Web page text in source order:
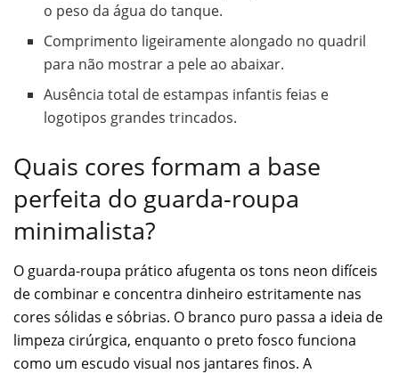
o peso da água do tanque.
Comprimento ligeiramente alongado no quadril
para não mostrar a pele ao abaixar.
Ausência total de estampas infantis feias e
logotipos grandes trincados.
Quais cores formam a base
perfeita do guarda-roupa
minimalista?
O guarda-roupa prático afugenta os tons neon difíceis
de combinar e concentra dinheiro estritamente nas
cores sólidas e sóbrias. O branco puro passa a ideia de
limpeza cirúrgica, enquanto o preto fosco funciona
como um escudo visual nos jantares finos. A